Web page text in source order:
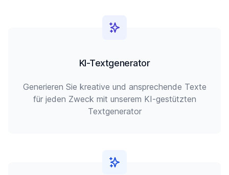
KI-Textgenerator
Generieren Sie kreative und ansprechende Texte
für jeden Zweck mit unserem KI-gestützten
Textgenerator